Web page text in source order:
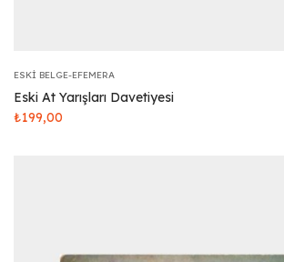
ESKI BELGE-EFEMERA
Eski At Yarışları Davetiyesi
₺199,00